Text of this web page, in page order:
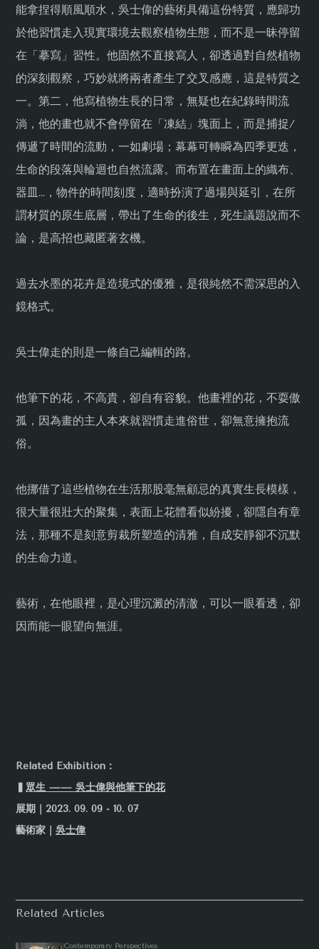
能拿捏得順風順水，吳士偉的藝術具備這份特質，應歸功
於他習慣走入現實環境去觀察植物生態，而不是一昧停留
在「摹寫」習性。他固然不直接寫人，卻透過對自然植物
的深刻觀察，巧妙就將兩者產生了交叉感應，這是特質之
一。第二，他寫植物生長的日常，無疑也在紀錄時間流
淌，他的畫也就不會停留在「凍結」塊面上，而是捕捉/
傳遞了時間的流動，一如劇場；幕幕可轉瞬為四季更迭，
生命的段落與輪迴也自然流露。而布置在畫面上的織布、
器皿…，物件的時間刻度，適時扮演了過場與延引，在所
謂材質的原生底層，帶出了生命的後生，死生議題說而不
論，是高招也藏匿著玄機。
過去水墨的花卉是造境式的優雅，是很純然不需深思的入
鏡格式。
吳士偉走的則是一條自己編輯的路。
他筆下的花，不高貴，卻自有容貌。他畫裡的花，不耍傲
孤，因為畫的主人本來就習慣走進俗世，卻無意擁抱流
俗。
他挪借了這些植物在生活那股毫無顧忌的真實生長模樣，
很大量很壯大的聚集，表面上花體看似紛擾，卻隱自有章
法，那種不是刻意剪裁所塑造的清雅，自成安靜卻不沉默
的生命力道。
藝術，在他眼裡，是心理沉澱的清澈，可以一眼看透，卻
因而能一眼望向無涯。
Related Exhibition：
▍眾生 —— 吳士偉與他筆下的花
展期｜2023. 09. 09 - 10. 07
藝術家｜吳士偉
Related Articles
Contemporary Perspectives